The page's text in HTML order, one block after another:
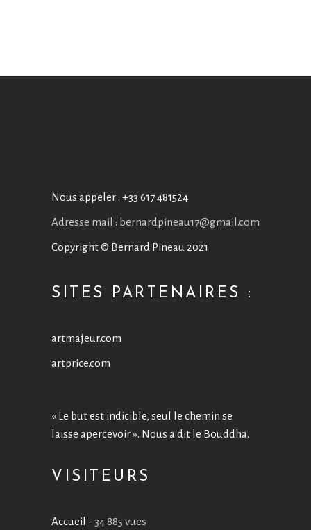
Nous appeler : +33 617 481524
Adresse mail : bernardpineau17@gmail.com
Copyright © Bernard Pineau 2021
SITES PARTENAIRES :
artmajeur.com
artprice.com
« Le but est indicible, seul le chemin se
laisse apercevoir ». Nous a dit le Bouddha.
VISITEURS
Accueil - 34 885 vues